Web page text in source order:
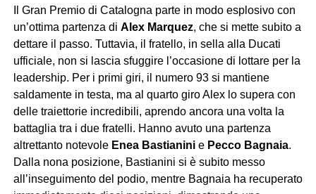
speranze agli avversari: la Red Bull continua a viaggiare
su un altro pianeta, mentre Ferrari e McLaren si
contendono soltanto le briciole di un dominio che sembra
destinato a durare.
Il Gran Premio di Catalogna parte in modo esplosivo con
un’ottima partenza di Alex Marquez, che si mette subito a
dettare il passo. Tuttavia, il fratello, in sella alla Ducati
ufficiale, non si lascia sfuggire l’occasione di lottare per la
leadership. Per i primi giri, il numero 93 si mantiene
saldamente in testa, ma al quarto giro Alex lo supera con
delle traiettorie incredibili, aprendo ancora una volta la
battaglia tra i due fratelli. Hanno avuto una partenza
altrettanto notevole Enea Bastianinie Pecco Bagnaia.
Dalla nona posizione, Bastianini si è subito messo
all’inseguimento del podio, mentre Bagnaia ha recuperato